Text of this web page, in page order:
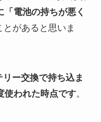
電池の持ちが悪く
とがあると思いま
ー交換で持ち込ま
使われた時点です。